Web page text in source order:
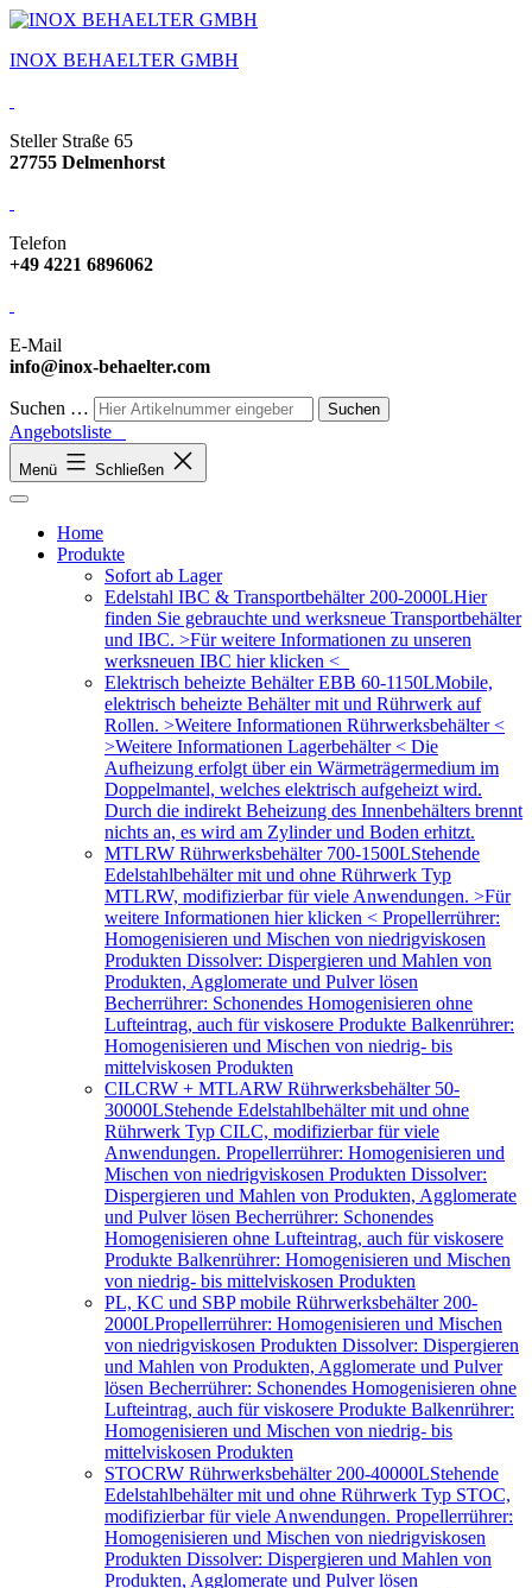
INOX BEHAELTER GMBH
Steller Straße 65
27755 Delmenhorst
Telefon
+49 4221 6896062
E-Mail
info@inox-behaelter.com
Suchen …
Angebotsliste
Menü Schließen
Home
Produkte
Sofort ab Lager
Edelstahl IBC & Transportbehälter 200-2000LHier
finden Sie gebrauchte und werksneue Transportbehälter
und IBC. >Für weitere Informationen zu unseren
werksneuen IBC hier klicken <
Elektrisch beheizte Behälter EBB 60-1150LMobile,
elektrisch beheizte Behälter mit und Rührwerk auf
Rollen. >Weitere Informationen Rührwerksbehälter <
>Weitere Informationen Lagerbehälter < Die
Aufheizung erfolgt über ein Wärmeträgermedium im
Doppelmantel, welches elektrisch aufgeheizt wird.
Durch die indirekt Beheizung des Innenbehälters brennt
nichts an, es wird am Zylinder und Boden erhitzt.
MTLRW Rührwerksbehälter 700-1500LStehende
Edelstahlbehälter mit und ohne Rührwerk Typ
MTLRW, modifizierbar für viele Anwendungen. >Für
weitere Informationen hier klicken < Propellerrührer:
Homogenisieren und Mischen von niedrigviskosen
Produkten Dissolver: Dispergieren und Mahlen von
Produkten, Agglomerate und Pulver lösen
Becherrührer: Schonendes Homogenisieren ohne
Lufteintrag, auch für viskosere Produkte Balkenrührer:
Homogenisieren und Mischen von niedrig- bis
mittelviskosen Produkten
CILCRW + MTLARW Rührwerksbehälter 50-
30000LStehende Edelstahlbehälter mit und ohne
Rührwerk Typ CILC, modifizierbar für viele
Anwendungen. Propellerrührer: Homogenisieren und
Mischen von niedrigviskosen Produkten Dissolver:
Dispergieren und Mahlen von Produkten, Agglomerate
und Pulver lösen Becherrührer: Schonendes
Homogenisieren ohne Lufteintrag, auch für viskosere
Produkte Balkenrührer: Homogenisieren und Mischen
von niedrig- bis mittelviskosen Produkten
PL, KC und SBP mobile Rührwerksbehälter 200-
2000LPropellerrührer: Homogenisieren und Mischen
von niedrigviskosen Produkten Dissolver: Dispergieren
und Mahlen von Produkten, Agglomerate und Pulver
lösen Becherrührer: Schonendes Homogenisieren ohne
Lufteintrag, auch für viskosere Produkte Balkenrührer:
Homogenisieren und Mischen von niedrig- bis
mittelviskosen Produkten
STOCRW Rührwerksbehälter 200-40000LStehende
Edelstahlbehälter mit und ohne Rührwerk Typ STOC,
modifizierbar für viele Anwendungen. Propellerrührer:
Homogenisieren und Mischen von niedrigviskosen
Produkten Dissolver: Dispergieren und Mahlen von
Produkten, Agglomerate und Pulver lösen